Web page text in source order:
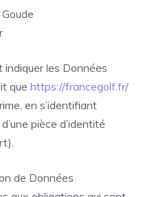
indiquer les Données
que https://francegolf.fr/
en s’identifiant
pièce d’identité
de Données